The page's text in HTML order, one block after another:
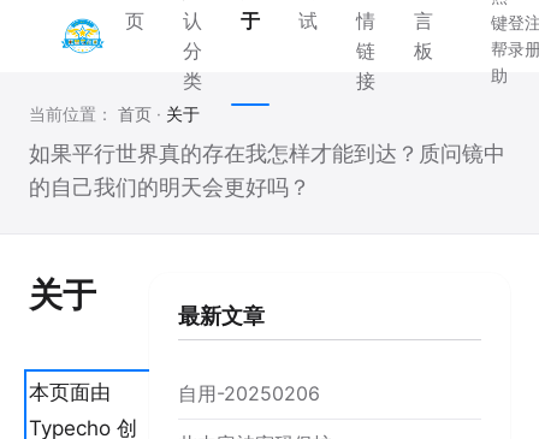
页
认
分
类
于
试
情
链
接
言
板
键
帮
助
登
录
当前位置： 首页 · 关于
如果平行世界真的存在我怎样才能到达？质问镜中
的自己我们的明天会更好吗？
关于
本页面由
Typecho 创
最新文章
自用-20250206